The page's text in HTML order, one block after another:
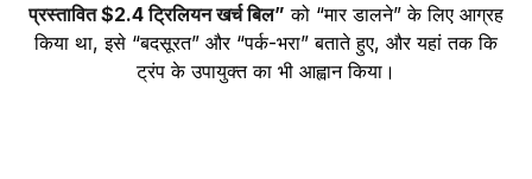
प्रस्तावित $2.4 ट्रिलियन खर्च बिल” को “मार डालने” के लिए आग्रह
किया था, इसे “बदसूरत” और “पर्क-भरा” बताते हुए, और यहां तक कि
ट्रंप के उपायुक्त का भी आह्वान किया।